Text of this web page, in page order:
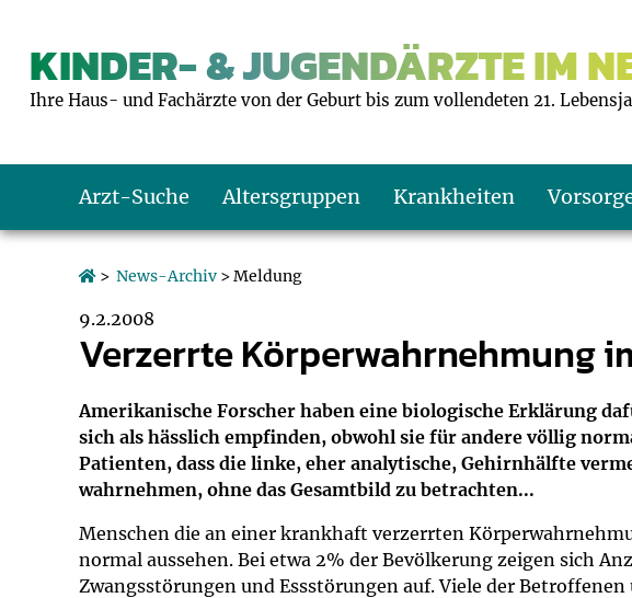
KINDER- & JUGENDÄRZTE IM
Ihre Haus- und Fachärzte von der Geburt bis zum vollendeten 21.
Arzt-Suche Altersgruppen
Jugendliche
Krankheiten
Teenager: J1 bis J2
Impfreaktionen
Häufige Fragen
Sofortmaßnahmen
Link-Tipps
Wachstum-Rechner
Hörlexikon
> News-Archiv > Meldung
9.2.2008
Verzerrte Körperwahrnehmung
Amerikanische Forscher haben eine biologische Erklärung
sich als hässlich empfinden, obwohl sie für andere völlig
Patienten, dass die linke, eher analytische, Gehirnhälfte
wahrnehmen, ohne das Gesamtbild zu betrachten...
Menschen die an einer krankhaft verzerrten
normal aussehen. Bei etwa 2% der Bevölkerung zeigen sich
Zwangsstörungen und Essstörungen auf. Viele der